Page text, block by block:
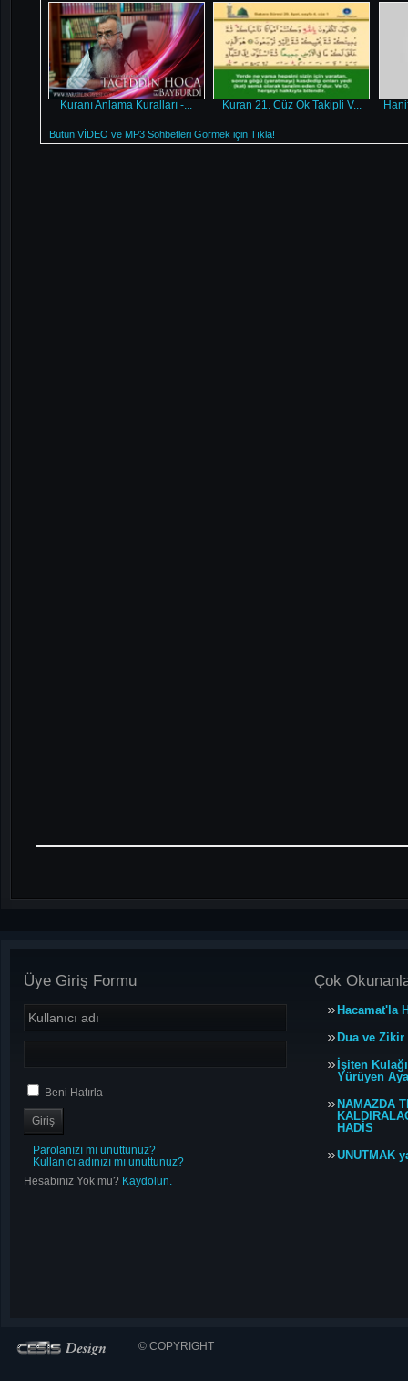
Kuranı Anlama Kuralları -... Kuran 21. Cüz Ok Takipli V...
Bütün VİDEO ve MP3 Sohbetleri Görmek için Tıkla!
Üye Giriş Formu
Beni Hatırla
Parolanızı mı unuttunuz?
Kullanıcı adınızı mı unuttunuz?
Hesabınız Yok mu? Kaydolun.
Çok
Hacamat'la
Dua ve
İşiten
Yürüyen
NAMAZDA
HADİS
UNUTMAK
© COPYRIGHT